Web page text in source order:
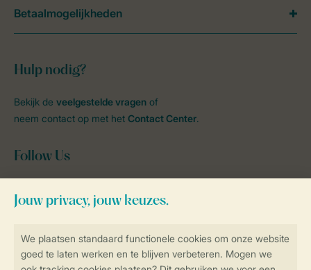
Hulp nodig?
Bekijk de veelgestelde vragen of
neem contact op met het Contact Center.
Follow Us
Blijf op de hoogte
Betaalmogelijkheden